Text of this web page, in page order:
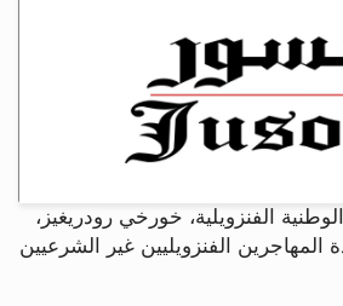
الفنزويلية، خورخي رودريغيز،
المهاجرين الفنزويليين غير الشرعيين